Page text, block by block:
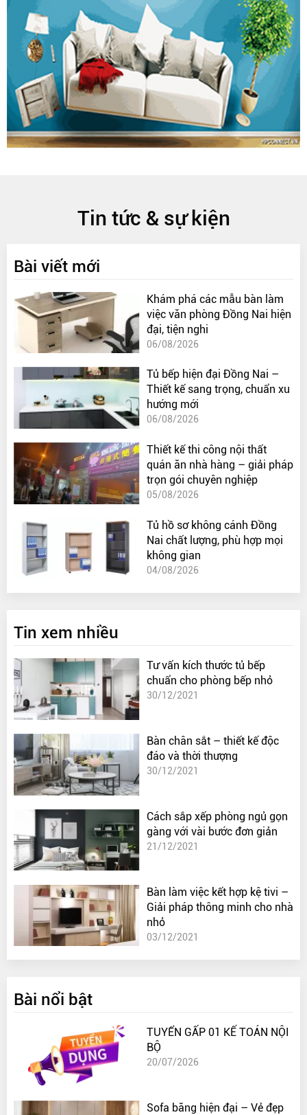
Tin tức & sự kiện
Bài viết mới
Khám phá các mẫu bàn làm
việc văn phòng Đồng Nai hiện
đại, tiện nghi
06/08/2026
Tủ bếp hiện đại Đồng Nai –
Thiết kế sang trọng, chuẩn xu
hướng mới
06/08/2026
Thiết kế thi công nội thất
quán ăn nhà hàng – giải pháp
trọn gói chuyên nghiệp
05/08/2026
Tủ hồ sơ không cánh Đồng
Nai chất lượng, phù hợp mọi
không gian
04/08/2026
Tin xem nhiều
Tư vấn kích thước tủ bếp
chuẩn cho phòng bếp nhỏ
30/12/2021
Bàn chân sắt – thiết kế độc
đáo và thời thượng
30/12/2021
Cách sắp xếp phòng ngủ gọn
gàng với vài bước đơn giản
21/12/2021
Bàn làm việc kết hợp kệ tivi –
Giải pháp thông minh cho nhà
nhỏ
03/12/2021
Bài nổi bật
TUYỂN GẤP 01 KẾ TOÁN NỘI
BỘ
20/07/2026
Sofa băng hiện đại – Vẻ đẹp